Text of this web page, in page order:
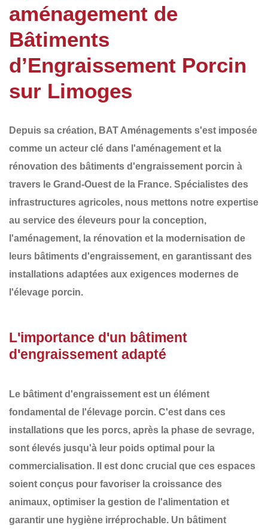
aménagement de
Bâtiments
d’Engraissement Porcin
sur Limoges
Depuis sa création, BAT Aménagements s'est imposée
comme un acteur clé dans l'aménagement et la
rénovation des bâtiments d'engraissement porcin à
travers le Grand-Ouest de la France. Spécialistes des
infrastructures agricoles, nous mettons notre expertise
au service des éleveurs pour la conception,
l'aménagement, la rénovation et la modernisation de
leurs bâtiments d'engraissement, en garantissant des
installations adaptées aux exigences modernes de
l'élevage porcin.
L'importance d'un bâtiment
d'engraissement adapté
Le bâtiment d'engraissement est un élément
fondamental de l'élevage porcin. C'est dans ces
installations que les porcs, après la phase de sevrage,
sont élevés jusqu'à leur poids optimal pour la
commercialisation. Il est donc crucial que ces espaces
soient conçus pour favoriser la croissance des
animaux, optimiser la gestion de l'alimentation et
garantir une hygiène irréprochable. Un bâtiment